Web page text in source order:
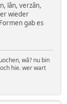
lân, verzân,
wieder
gab es
wâ? nu bin
hie. wer wart